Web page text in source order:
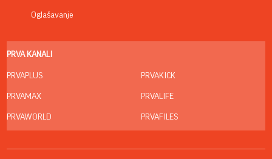
Oglašavanje
PRVA KANALI
PRVAPLUS
PRVAMAX
PRVAWORLD
PRVAKICK
PRVALIFE
PRVAFILES